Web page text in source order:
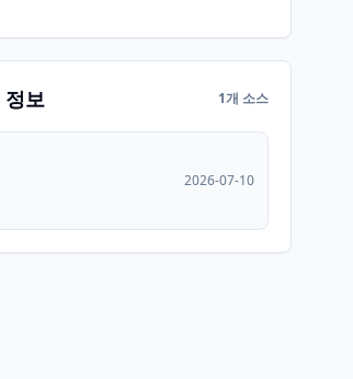
정보 1개 소스
2026-07-10